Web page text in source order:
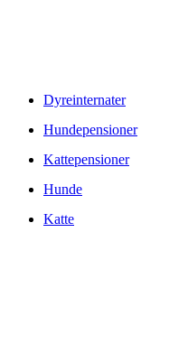
Dyreinternater
Hundepensioner
Kattepensioner
Hunde
Katte